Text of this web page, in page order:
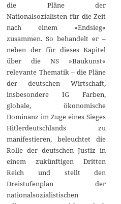
die Pläne der
Nationalsozialisten für die Zeit
nach einem »Endsieg«
zusammen. So behandelt er –
neben der für dieses Kapitel
über die NS »Baukunst«
relevante Thematik – die Pläne
der deutschen Wirtschaft,
insbesondere IG Farben,
globale, ökonomische
Dominanz im Zuge eines Sieges
Hitlerdeutschlands zu
manifestieren, beleuchtet die
Rolle der deutschen Justiz in
einem zukünftigen Dritten
Reich und stellt den
Dreistufenplan der
nationalsozialistischen